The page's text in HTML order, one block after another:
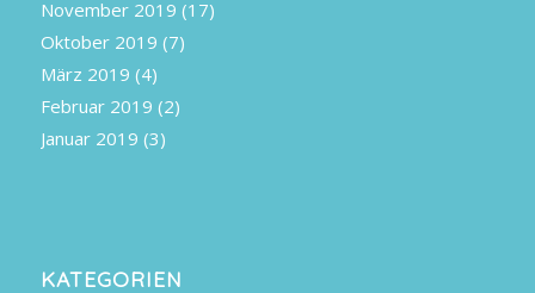
November 2019 (17)
Oktober 2019 (7)
März 2019 (4)
Februar 2019 (2)
Januar 2019 (3)
KATEGORIEN